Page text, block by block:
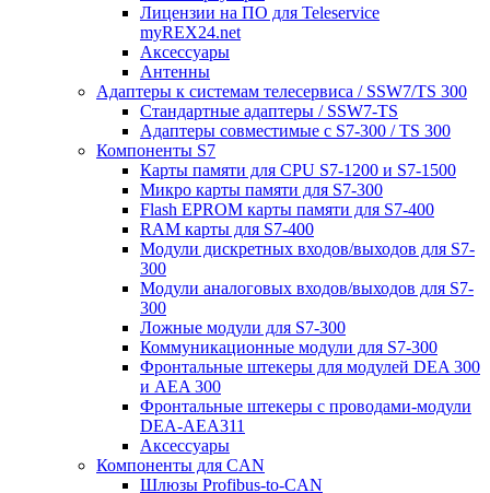
Лицензии на ПО для Teleservice
myREX24.net
Аксессуары
Антенны
Адаптеры к системам телесервиса / SSW7/TS 300
Стандартные адаптеры / SSW7-TS
Адаптеры совместимые с S7-300 / TS 300
Компоненты S7
Карты памяти для CPU S7-1200 и S7-1500
Микро карты памяти для S7-300
Flash EPROM карты памяти для S7-400
RAM карты для S7-400
Модули дискретных входов/выходов для S7-
300
Модули аналоговых входов/выходов для S7-
300
Ложные модули для S7-300
Коммуникационные модули для S7-300
Фронтальные штекеры для модулей DEA 300
и AEA 300
Фронтальные штекеры с проводами-модули
DEA-AEA311
Аксессуары
Компоненты для CAN
Шлюзы Profibus-to-CAN